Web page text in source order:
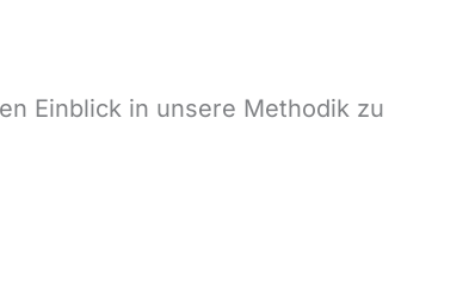
Einblick in unsere Methodik zu